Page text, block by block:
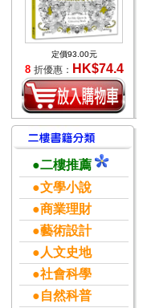
定價93.00元
8 折優惠： HK$74.4
●二樓推薦
●文學小說
●商業理財
●藝術設計
●人文史地
●社會科學
●自然科普